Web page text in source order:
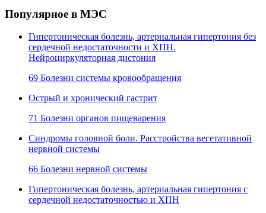
Популярное в МЭС
Гипертоническая болезнь, артериальная гипертония без
сердечной недостаточности и ХПН.
Нейроциркуляторная дистония
69 Болезни системы кровообращения
Острый и хронический гастрит
71 Болезни органов пищеварения
Синдромы головной боли. Расстройства вегетативной
нервной системы
66 Болезни нервной системы
Гипертоническая болезнь, артериальная гипертония с
сердечной недостаточностью и ХПН